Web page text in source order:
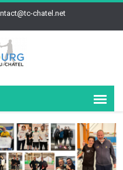
chatel.net